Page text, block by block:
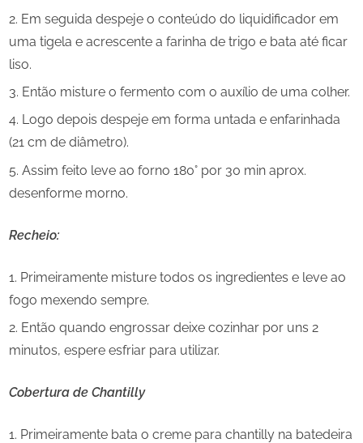
Em seguida despeje o conteúdo do liquidificador em
uma tigela e acrescente a farinha de trigo e bata até ficar
liso.
Então misture o fermento com o auxílio de uma colher.
Logo depois despeje em forma untada e enfarinhada
(21 cm de diâmetro).
Assim feito leve ao forno 180° por 30 min aprox.
desenforme morno.
Recheio:
Primeiramente misture todos os ingredientes e leve ao
fogo mexendo sempre.
Então quando engrossar deixe cozinhar por uns 2
minutos, espere esfriar para utilizar.
Cobertura de Chantilly
Primeiramente bata o creme para chantilly na batedeira